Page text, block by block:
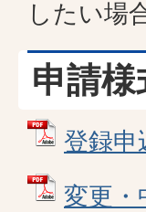
したい場
申請様
登録申
変更